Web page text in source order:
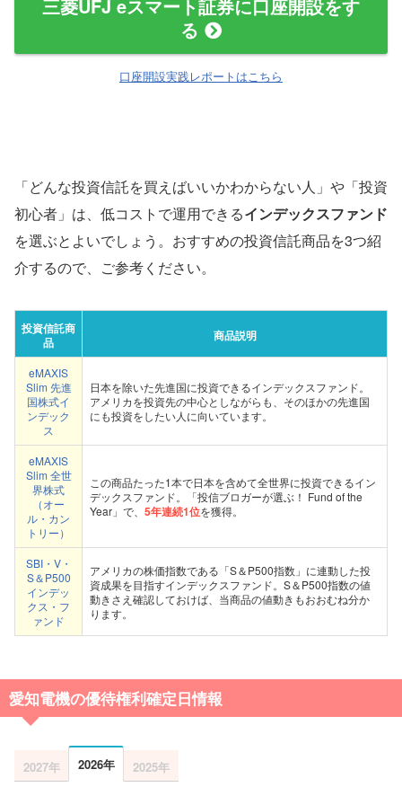
三菱UFJ eスマート証券に口座開設をす
る
口座開設実践レポートはこちら
「どんな投資信託を買えばいいかわからない人」や「投資
初心者」は、低コストで運用できるインデックスファンド
を選ぶとよいでしょう。おすすめの投資信託商品を3つ紹
介するので、ご参考ください。
投資信託商
品
商品説明
eMAXIS
Slim 先進
国株式イ
ンデック
ス
日本を除いた先進国に投資できるインデックスファンド。
アメリカを投資先の中心としながらも、そのほかの先進国
にも投資をしたい人に向いています。
eMAXIS
Slim 全世
界株式
（オー
ル・カン
トリー）
この商品たった1本で日本を含めて全世界に投資できるイン
デックスファンド。「投信ブロガーが選ぶ！ Fund of the
Year」で、 5年連続1位を獲得。
SBI・V・
S＆P500
インデッ
クス・フ
ァンド
アメリカの株価指数である「S＆P500指数」に連動した投
資成果を目指すインデックスファンド。S＆P500指数の値
動きさえ確認しておけば、当商品の値動きもおおむね分か
ります。
愛知電機の優待権利確定日情報
2027年 2026年 2025年